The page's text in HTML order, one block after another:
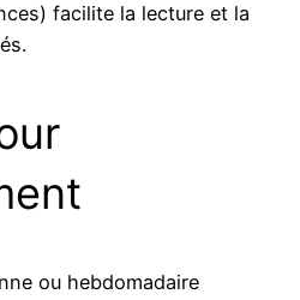
facilite la lecture et la
ou hebdomadaire